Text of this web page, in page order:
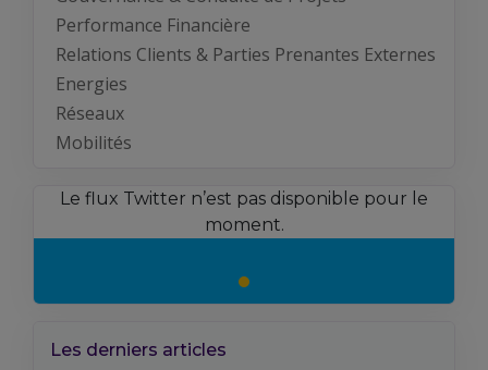
Performance Financière
Relations Clients & Parties Prenantes Externes
Energies
Réseaux
Mobilités
Le flux Twitter n’est pas disponible pour le
moment.
Les derniers articles